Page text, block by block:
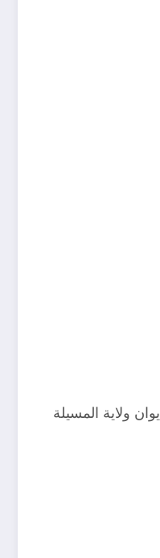
ولاية المسيلة